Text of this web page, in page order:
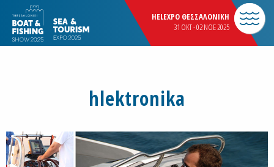
HELEXPO ΘΕΣΣΑΛΟΝΙΚΗ
31 OKT - 02 NOE 2025
hlektronika